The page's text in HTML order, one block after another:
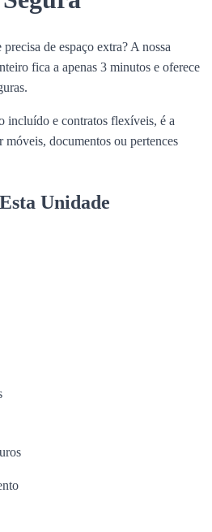
de espaço extra? A nossa
fica a apenas 3 minutos e oferece
incluído e contratos flexíveis, é a
móveis, documentos ou pertences
Unidade